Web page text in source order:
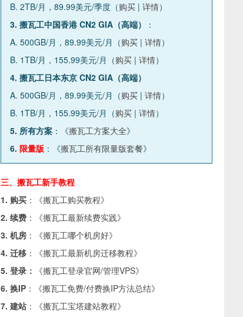
B. 2TB/月，89.99美元/季度（购买 | 详情）
3. 搬瓦工中国香港 CN2 GIA（高端）
：
A. 500GB/月，89.99美元/月（购买 | 详情）
B. 1TB/月，155.99美元/月（购买 | 详情）
4. 搬瓦工日本东京 CN2 GIA（高端）
A. 500GB/月，89.99美元/月（购买 | 详情）
B. 1TB/月，155.99美元/月（购买 | 详情）
5. 所有方案 ：《搬瓦工方案大全》
6. 限量版 ：《搬瓦工所有限量版套餐》
三、搬瓦工新手教程
1. 购买 ：《搬瓦工购买教程》
2. 续费 ：《搬瓦工最新续费实践》
3. 机房 ：《搬瓦工哪个机房好》
4. 迁移 ：《搬瓦工最新机房迁移教程》
5. 登录：
《搬瓦工登录官网/管理VPS》
6. 换IP ：《搬瓦工免费/付费换IP方法总结》
7. 建站 ：《搬瓦工宝塔建站教程》